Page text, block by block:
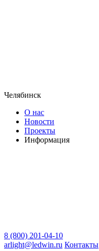
Челябинск
О нас
Новости
Проекты
Информация
8 (800) 201-04-10
arlight@ledwin.ru Контакты